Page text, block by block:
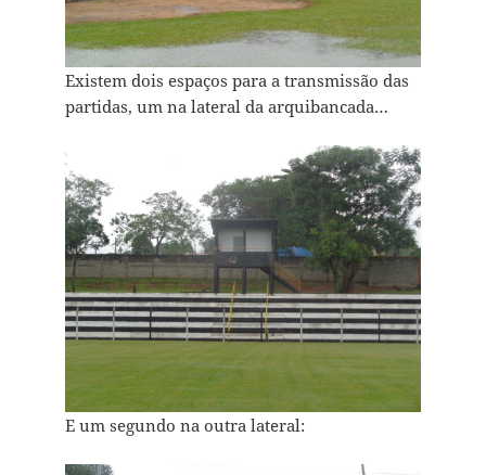
Existem dois espaços para a transmissão das
partidas, um na lateral da arquibancada…
E um segundo na outra lateral: